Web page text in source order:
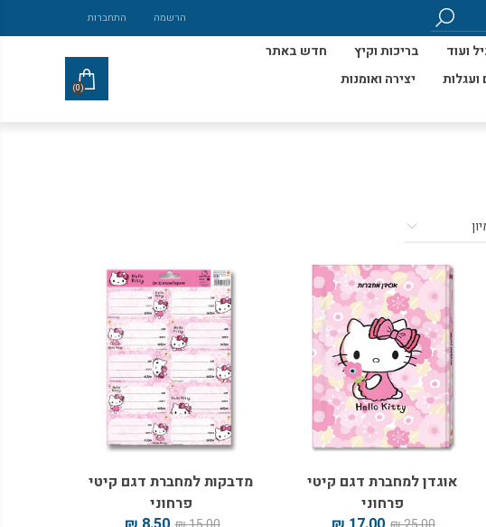
הרשמה התחברות
ועוד בריכות וקיץ
חדש באתר
ועגלות
יצירה ואומנות
(0)
אוגדן למחברת דגם קיטי
פרחוני
מדבקות למחברת דגם קיטי
פרחוני